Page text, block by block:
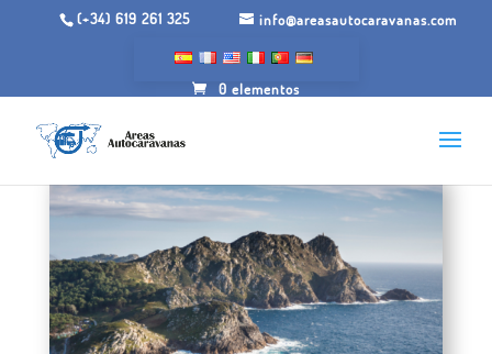
(+34) 619 261 325 info@areasautocaravanas.com
0 elementos